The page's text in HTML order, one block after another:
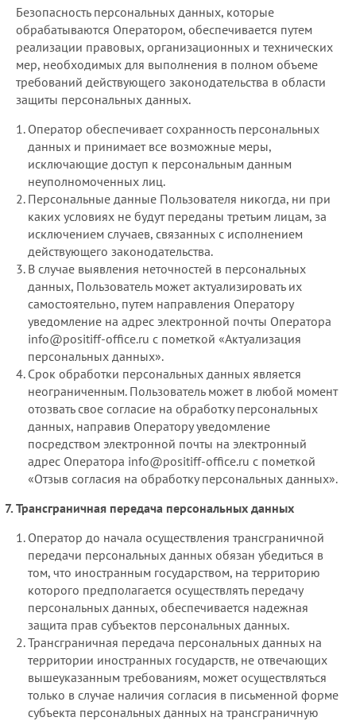
Безопасность персональных данных, которые
обрабатываются Оператором, обеспечивается путем
реализации правовых, организационных и технических
мер, необходимых для выполнения в полном объеме
требований действующего законодательства в области
защиты персональных данных.
Оператор обеспечивает сохранность персональных
данных и принимает все возможные меры,
исключающие доступ к персональным данным
неуполномоченных лиц.
Персональные данные Пользователя никогда, ни при
каких условиях не будут переданы третьим лицам, за
исключением случаев, связанных с исполнением
действующего законодательства.
В случае выявления неточностей в персональных
данных, Пользователь может актуализировать их
самостоятельно, путем направления Оператору
уведомление на адрес электронной почты Оператора
info@positiff-office.ru с пометкой «Актуализация
персональных данных».
Срок обработки персональных данных является
неограниченным. Пользователь может в любой момент
отозвать свое согласие на обработку персональных
данных, направив Оператору уведомление
посредством электронной почты на электронный
адрес Оператора info@positiff-office.ru с пометкой
«Отзыв согласия на обработку персональных данных».
Трансграничная передача персональных данных
Оператор до начала осуществления трансграничной
передачи персональных данных обязан убедиться в
том, что иностранным государством, на территорию
которого предполагается осуществлять передачу
персональных данных, обеспечивается надежная
защита прав субъектов персональных данных.
Трансграничная передача персональных данных на
территории иностранных государств, не отвечающих
вышеуказанным требованиям, может осуществляться
только в случае наличия согласия в письменной форме
субъекта персональных данных на трансграничную